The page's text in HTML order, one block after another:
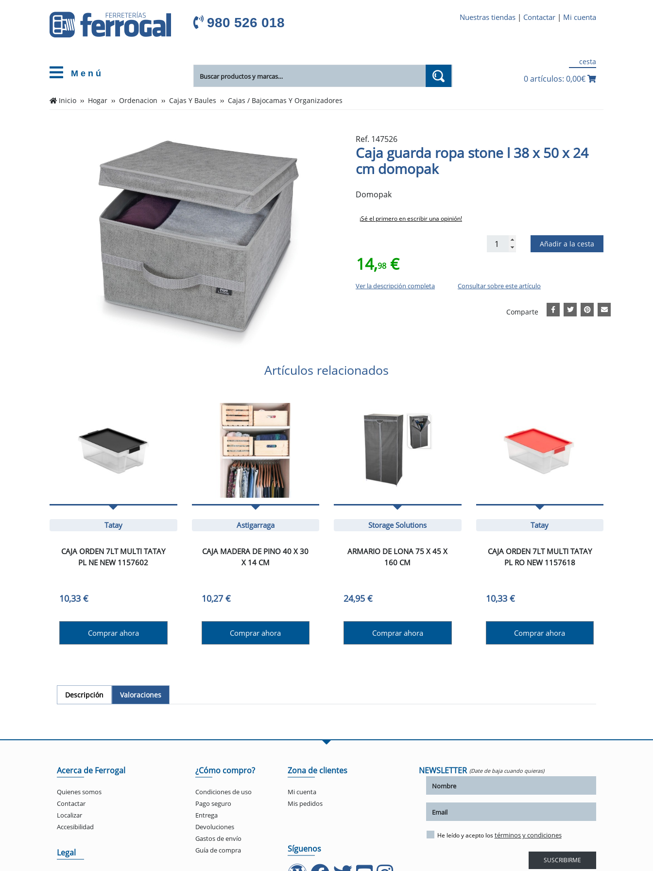
M e n ú
980 526 018 Nuestras tiendas | Contactar | Mi cuenta
cesta
0 artículos: 0,00€
Inicio Hogar Ordenacion Cajas Y Baules Cajas / Bajocamas Y Organizadores
Ref. 147526
Caja guarda ropa stone l 38 x 50 x 24
cm domopak
Domopak
¡Sé el primero en escribir una opinión!
Añadir a la cesta
14,98 €
Ver la descripción completa Consultar sobre este artículo
Comparte
Artículos relacionados
Tatay
CAJA ORDEN 7LT MULTI TATAY
PL NE NEW 1157602
10,33 €
Comprar ahora
Astigarraga
CAJA MADERA DE PINO 40 X 30
X 14 CM
10,27 €
Comprar ahora
Storage Solutions
ARMARIO DE LONA 75 X 45 X
160 CM
24,95 €
Comprar ahora
Tatay
CAJA ORDEN 7LT MULTI TATAY
PL RO NEW 1157618
10,33 €
Comprar ahora
Descripción Valoraciones
Acerca de Ferrogal
Quienes somos
Contactar
Localizar
Accesibilidad
Legal
¿Cómo compro?
Condiciones de uso
Pago seguro
Entrega
Devoluciones
Gastos de envío
Guía de compra
Zona de clientes
Mi cuenta
Mis pedidos
Síguenos
NEWSLETTER (Date de baja cuando quieras)
He leído y acepto lostérminos y condiciones
SUSCRIBIRME